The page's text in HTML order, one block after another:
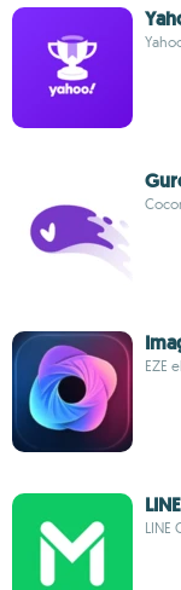
EZE
LINE